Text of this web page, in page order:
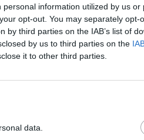
information utilized by us or
opt-out. You may separately opt-
third parties on the IAB’s list of
by us to third parties on the
it to other third parties.
data.